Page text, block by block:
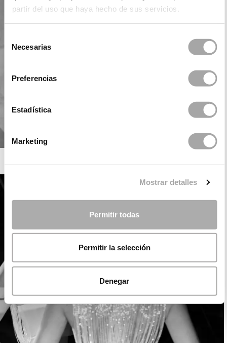
partir del uso que haya hecho de sus servicios.
Necesarias
Preferencias
Estadística
Marketing
Mostrar detalles
Permitir todas
Permitir la selección
Denegar